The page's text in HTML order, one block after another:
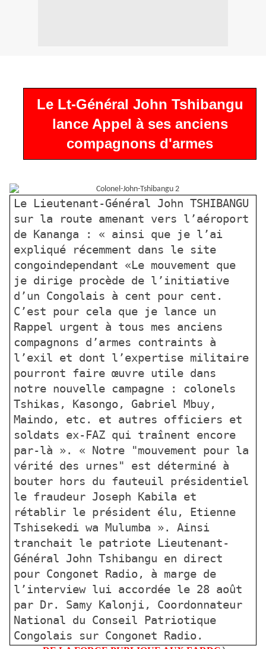
Le Lt-Général John Tshibangu
lance Appel à ses anciens
compagnons d'armes
Le Lieutenant-Général John TSHIBANGU
sur la route amenant vers l’aéroport
de Kananga : « ainsi que je l’ai
expliqué récemment dans le site
congoindependant «Le mouvement que
je dirige procède de l’initiative
d’un Congolais à cent pour cent.
C’est pour cela que je lance un
Rappel urgent à tous mes anciens
compagnons d’armes contraints à
l’exil et dont l’expertise militaire
pourront faire œuvre utile dans
notre nouvelle campagne : colonels
Tshikas, Kasongo, Gabriel Mbuy,
Maindo, etc. et autres officiers et
soldats ex-FAZ qui traînent encore
par-là ». « Notre "mouvement pour la
vérité des urnes" est déterminé à
bouter hors du fauteuil présidentiel
le fraudeur Joseph Kabila et
rétablir le président élu, Etienne
Tshisekedi wa Mulumba ». Ainsi
tranchait le patriote Lieutenant-
Général John Tshibangu en direct
pour Congonet Radio, à marge de
l’interview lui accordée le 28 août
par Dr. Samy Kalonji, Coordonnateur
National du Conseil Patriotique
Congolais sur Congonet Radio.